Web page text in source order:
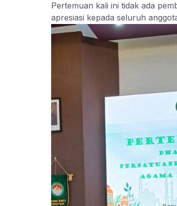
Pertemuan kali ini tidak ada
apresiasi kepada seluruh